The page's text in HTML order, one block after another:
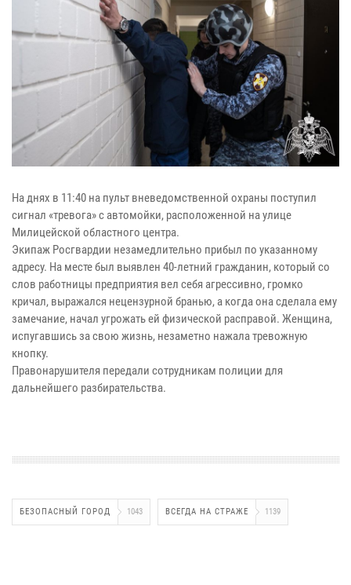
На днях в 11:40 на пульт вневедомственной охраны поступил
сигнал «тревога» с автомойки, расположенной на улице
Милицейской областного центра.
Экипаж Росгвардии незамедлительно прибыл по указанному
адресу. На месте был выявлен 40-летний гражданин, который со
слов работницы предприятия вел себя агрессивно, громко
кричал, выражался нецензурной бранью, а когда она сделала ему
замечание, начал угрожать ей физической расправой. Женщина,
испугавшись за свою жизнь, незаметно нажала тревожную
кнопку.
Правонарушителя передали сотрудникам полиции для
дальнейшего разбирательства.
БЕЗОПАСНЫЙ ГОРОД 1043 ВСЕГДА НА СТРАЖЕ 1139